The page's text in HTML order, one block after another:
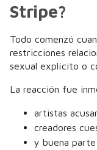
Stripe?
Todo comenzó
restricciones
sexual explícito o
La reacción fue
artistas
creadores
y buena